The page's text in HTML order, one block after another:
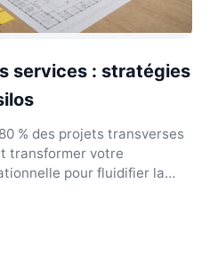
services : stratégies
% des projets transverses
transformer votre
pour fluidifier la